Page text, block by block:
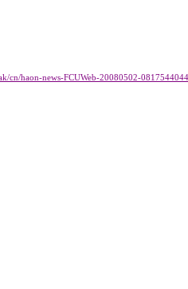
cn/haon-news-FCUWeb-20080502-0817544044